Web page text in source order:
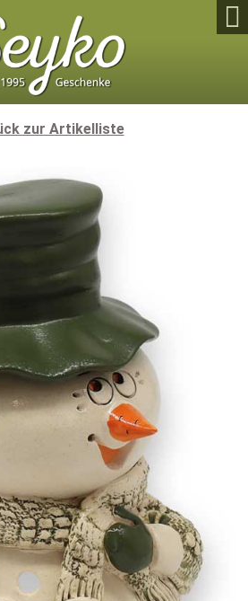

zur Artikelliste